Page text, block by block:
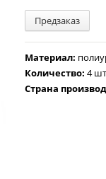
Предзаказ
Материал:
Количество:4
Страна